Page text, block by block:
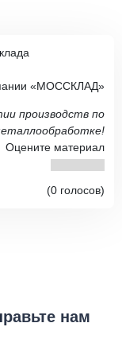
«МОССКЛАД»
производств по
Оцените материал
(0 голосов)
нам